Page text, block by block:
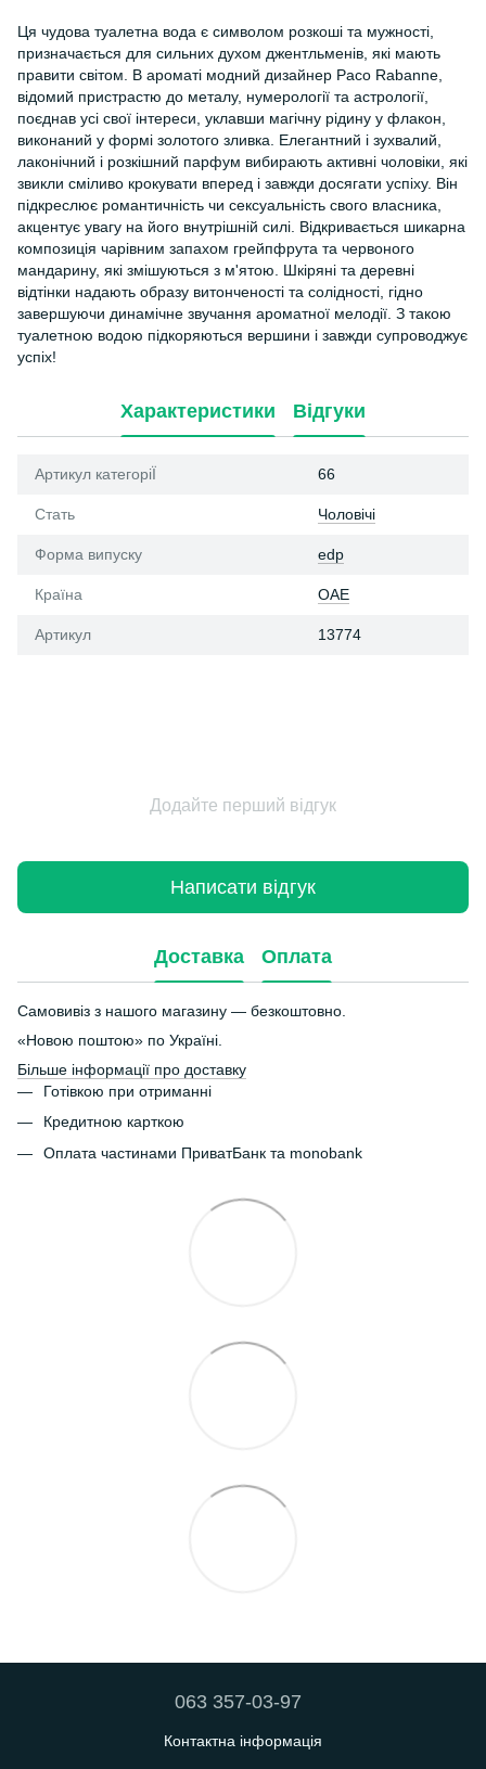
Ця чудова туалетна вода є символом розкоші та мужності,
призначається для сильних духом джентльменів, які мають
правити світом. В ароматі модний дизайнер Paco Rabanne,
відомий пристрастю до металу, нумерології та астрології,
поєднав усі свої інтереси, уклавши магічну рідину у флакон,
виконаний у формі золотого зливка. Елегантний і зухвалий,
лаконічний і розкішний парфум вибирають активні чоловіки, які
звикли сміливо крокувати вперед і завжди досягати успіху. Він
підкреслює романтичність чи сексуальність свого власника,
акцентує увагу на його внутрішній силі. Відкривається шикарна
композиція чарівним запахом грейпфрута та червоного
мандарину, які змішуються з м'ятою. Шкіряні та деревні
відтінки надають образу витонченості та солідності, гідно
завершуючи динамічне звучання ароматної мелодії. З такою
туалетною водою підкоряються вершини і завжди супроводжує
успіх!
Характеристики Відгуки
Артикул категоріЇ 66
Стать Чоловічі
Форма випуску edp
Країна ОАЕ
Артикул 13774
Додайте перший відгук
Написати відгук
Доставка Оплата
Самовивіз з нашого магазину — безкоштовно.
«Новою поштою» по Україні.
Більше інформації про доставку
Готівкою при отриманні
Кредитною карткою
Оплата частинами ПриватБанк та monobank
063 357-03-97
Контактна інформація